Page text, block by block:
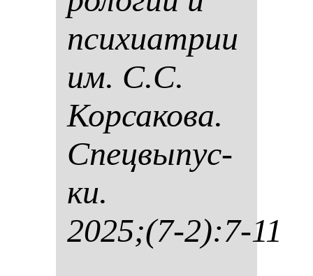
пси­хи­ат­рии
им. С.С.
Кор­са­ко­ва.
Спец­вы­пус­
ки.
2025;(7-2):7-11